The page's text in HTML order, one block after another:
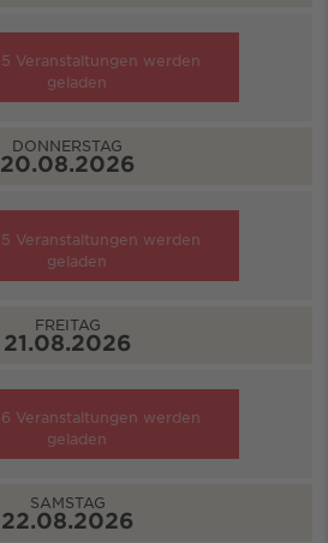
5 Veranstaltungen werden
geladen
DONNERSTAG
20.08.2026
5 Veranstaltungen werden
geladen
FREITAG
21.08.2026
6 Veranstaltungen werden
geladen
SAMSTAG
22.08.2026